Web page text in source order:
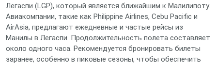
Легаспи (LGP), который является ближайшим к Малилипоту.
Авиакомпании, такие как Philippine Airlines, Cebu Pacific и
AirAsia, предлагают ежедневные и частые рейсы из
Манилы в Легаспи. Продолжительность полета составляет
около одного часа. Рекомендуется бронировать билеты
заранее, особенно в пиковые сезоны, чтобы обеспечить